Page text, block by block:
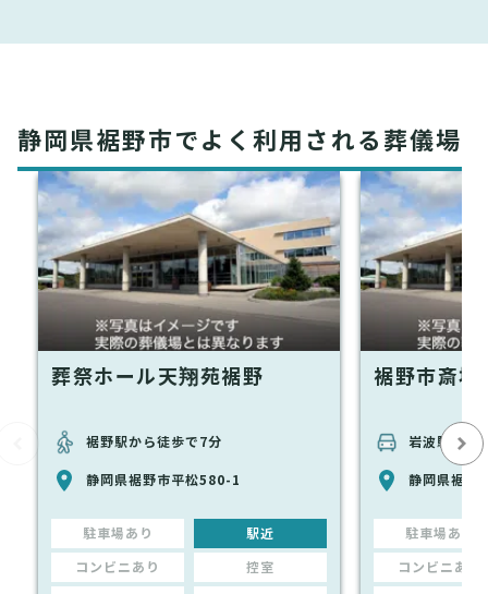
静岡県裾野市でよく利用される葬儀場
葬祭ホール天翔苑裾野
裾野駅から徒歩で7分
静岡県裾野市平松580-1
駐車場あり 駅近
コンビニあり 控室
裾野市斎場
岩波駅から
静岡県裾野
駐車場あり
コンビニあり